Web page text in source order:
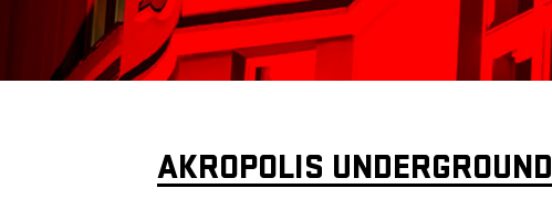
AKROPOLIS UNDERGROUND